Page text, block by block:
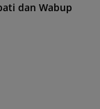
dan Wabup